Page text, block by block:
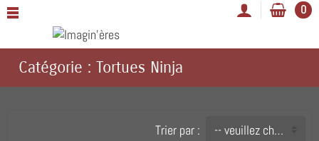
0
Catégorie : Tortues Ninja
Trier par : -- veuillez choisir --